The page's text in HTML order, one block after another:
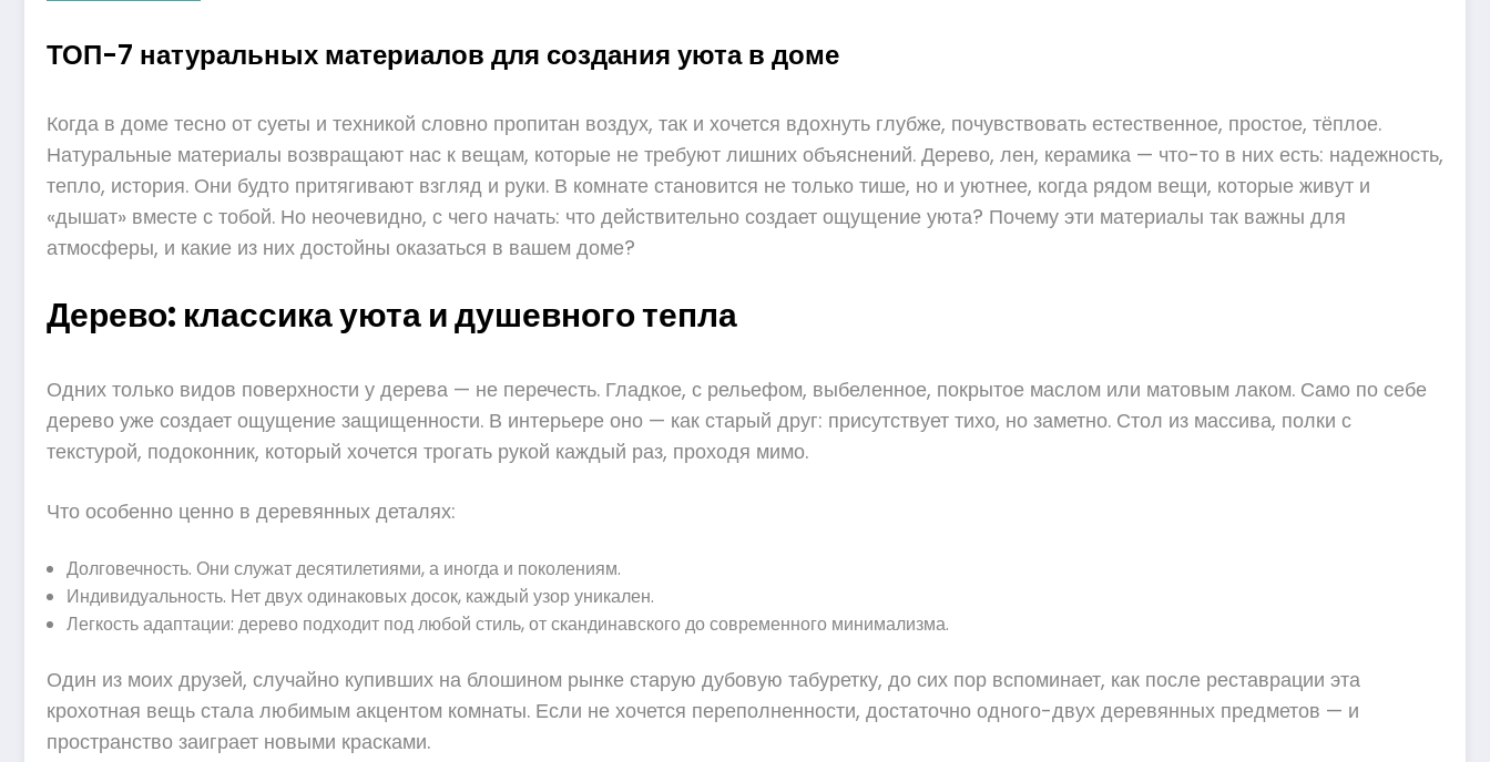
ТОП-7 натуральных материалов для создания уюта в доме
Когда в доме тесно от суеты и техникой словно пропитан воздух, так и хочется вдохнуть глубже, почувствовать естественное, простое, тёплое.
Натуральные материалы возвращают нас к вещам, которые не требуют лишних объяснений. Дерево, лен, керамика — что-то в них есть: надежность,
тепло, история. Они будто притягивают взгляд и руки. В комнате становится не только тише, но и уютнее, когда рядом вещи, которые живут и
«дышат» вместе с тобой. Но неочевидно, с чего начать: что действительно создает ощущение уюта? Почему эти материалы так важны для
атмосферы, и какие из них достойны оказаться в вашем доме?
Дерево: классика уюта и душевного тепла
Одних только видов поверхности у дерева — не перечесть. Гладкое, с рельефом, выбеленное, покрытое маслом или матовым лаком. Само по себе
дерево уже создает ощущение защищенности. В интерьере оно — как старый друг: присутствует тихо, но заметно. Стол из массива, полки с
текстурой, подоконник, который хочется трогать рукой каждый раз, проходя мимо.
Что особенно ценно в деревянных деталях:
Долговечность. Они служат десятилетиями, а иногда и поколениям.
Индивидуальность. Нет двух одинаковых досок, каждый узор уникален.
Легкость адаптации: дерево подходит под любой стиль, от скандинавского до современного минимализма.
Один из моих друзей, случайно купивших на блошином рынке старую дубовую табуретку, до сих пор вспоминает, как после реставрации эта
крохотная вещь стала любимым акцентом комнаты. Если не хочется переполненности, достаточно одного-двух деревянных предметов — и
пространство заиграет новыми красками.